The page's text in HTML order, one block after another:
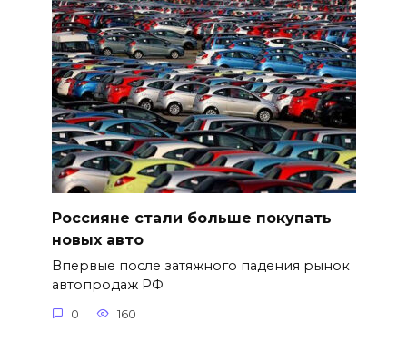
Россияне стали больше покупать
новых авто
Впервые после затяжного падения рынок
автопродаж РФ
0 160